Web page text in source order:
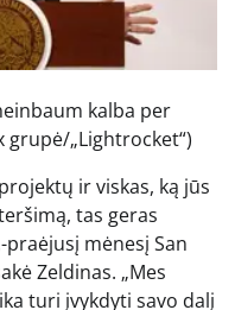
kalba per
grupė/„Lightrocket“)
ir viskas, ką jūs
tas geras
mėnesį San
Zeldinas. „Mes
turi įvykdyti savo dalį